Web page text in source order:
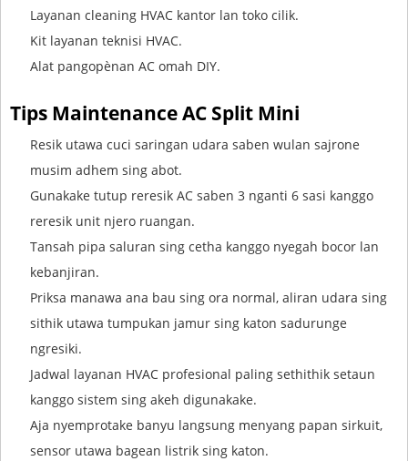
Layanan cleaning HVAC kantor lan toko cilik.
Kit layanan teknisi HVAC.
Alat pangopènan AC omah DIY.
Tips Maintenance AC Split Mini
Resik utawa cuci saringan udara saben wulan sajrone
musim adhem sing abot.
Gunakake tutup reresik AC saben 3 nganti 6 sasi kanggo
reresik unit njero ruangan.
Tansah pipa saluran sing cetha kanggo nyegah bocor lan
kebanjiran.
Priksa manawa ana bau sing ora normal, aliran udara sing
sithik utawa tumpukan jamur sing katon sadurunge
ngresiki.
Jadwal layanan HVAC profesional paling sethithik setaun
kanggo sistem sing akeh digunakake.
Aja nyemprotake banyu langsung menyang papan sirkuit,
sensor utawa bagean listrik sing katon.